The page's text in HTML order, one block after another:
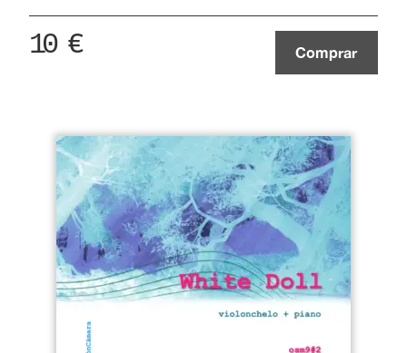
10 € Comprar